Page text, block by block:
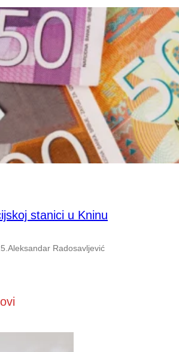
stanici u Kninu
Aleksandar Radosavljević